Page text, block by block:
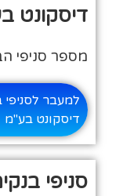
דיסקונט
מספר סניפי
למעבר
דיסקונט בע"מ
סניפי